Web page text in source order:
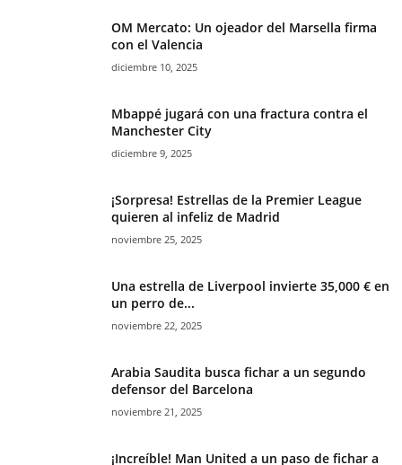
OM Mercato: Un ojeador del Marsella firma
con el Valencia
diciembre 10, 2025
Mbappé jugará con una fractura contra el
Manchester City
diciembre 9, 2025
¡Sorpresa! Estrellas de la Premier League
quieren al infeliz de Madrid
noviembre 25, 2025
Una estrella de Liverpool invierte 35,000 € en
un perro de...
noviembre 22, 2025
Arabia Saudita busca fichar a un segundo
defensor del Barcelona
noviembre 21, 2025
¡Increíble! Man United a un paso de fichar a